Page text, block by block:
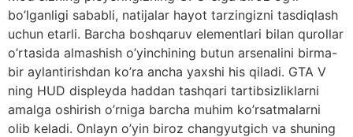
bo’lganligi sababli, natijalar hayot tarzingizni tasdiqlash
uchun etarli. Barcha boshqaruv elementlari bilan qurollar
o’rtasida almashish o’yinchining butun arsenalini birma-
bir aylantirishdan ko’ra ancha yaxshi his qiladi. GTA V
ning HUD displeyda haddan tashqari tartibsizliklarni
amalga oshirish o’rniga barcha muhim ko’rsatmalarni
olib keladi. Onlayn o’yin biroz changyutgich va shuning